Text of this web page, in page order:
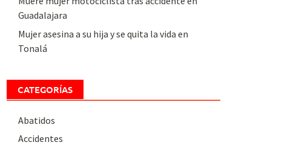
Guadalajara
Mujer asesina a su hija y se quita la vida en
Tonalá
CATEGORÍAS
Abatidos
Accidentes